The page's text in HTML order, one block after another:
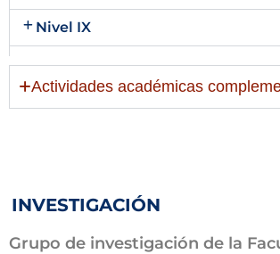
Nivel IX
Nivel X
Actividades académicas
INVESTIGACIÓN
Grupo de investigación de la